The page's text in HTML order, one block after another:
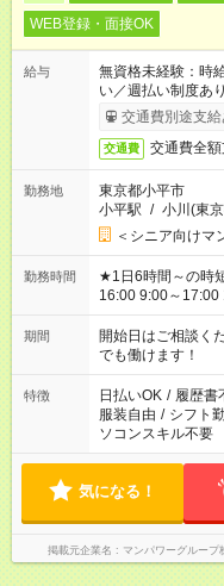
WEB登録・面接OK
給与
無資格未経験：
い／週払い制度あ
完了次第のお支払
交通費別途支給
交通費 交通費全
勤務地
東京都小平市
小平駅 / 小川(東
＜シニア向けマ
勤務時間
★1日6時間～の時短シフトOK ★スター
16:00 9:00～17:00
場合、他のお仕事
ん ※法令に基づき
となります ※労働
短時間・短期間の
期間
開始日はご相談
でも働けます！
特徴 日払いOK / 履歴書
服装自由 / シフト
ソコンスキル不要
気になる！
掲載元企業名 マンパワーグルー